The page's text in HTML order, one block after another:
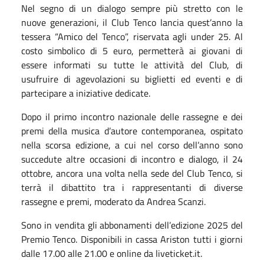
Nel segno di un dialogo sempre più stretto con le
nuove generazioni, il Club Tenco lancia quest’anno la
tessera “Amico del Tenco”, riservata agli under 25. Al
costo simbolico di 5 euro, permetterà ai giovani di
essere informati su tutte le attività del Club, di
usufruire di agevolazioni su biglietti ed eventi e di
partecipare a iniziative dedicate.
Dopo il primo incontro nazionale delle rassegne e dei
premi della musica d’autore contemporanea, ospitato
nella scorsa edizione, a cui nel corso dell’anno sono
succedute altre occasioni di incontro e dialogo, il 24
ottobre, ancora una volta nella sede del Club Tenco, si
terrà il dibattito tra i rappresentanti di diverse
rassegne e premi, moderato da Andrea Scanzi.
Sono in vendita gli abbonamenti dell’edizione 2025 del
Premio Tenco. Disponibili in cassa Ariston tutti i giorni
dalle 17.00 alle 21.00 e online da liveticket.it.